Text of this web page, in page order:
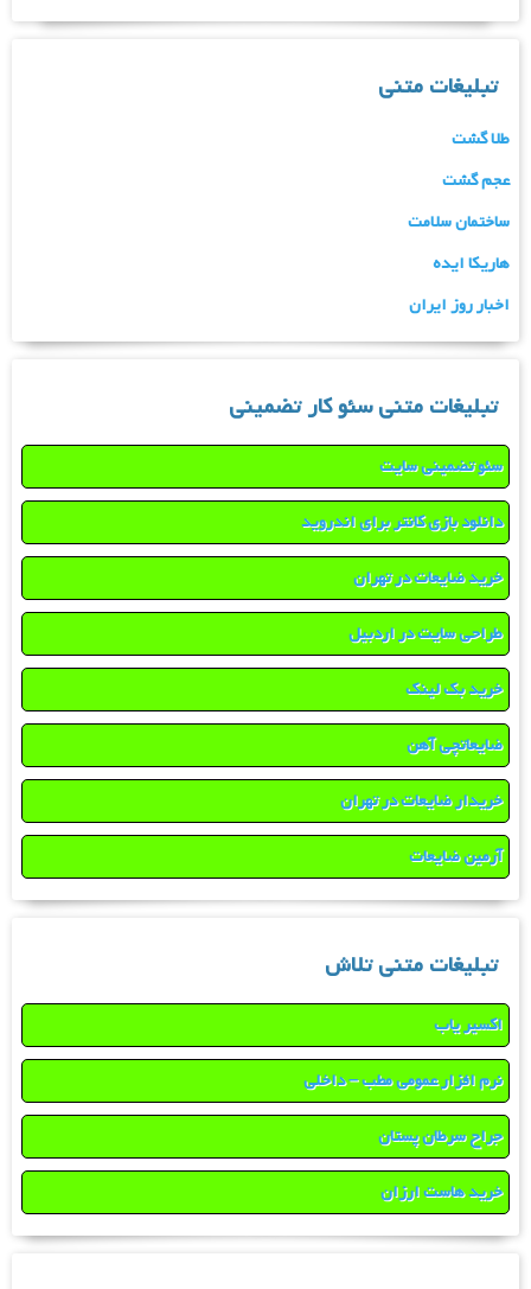
تبلیغات متنی
طلا گشت
عجم گشت
ساختمان سلامت
هاریکا ایده
اخبار روز ایران
تبلیغات متنی سئو کار تضمینی
سئو تضمینی سایت
دانلود بازی کانتر برای اندروید
خرید ضایعات در تهران
طراحی سایت در اردبیل
خرید بک لینک
ضایعاتچی آهن
خریدار ضایعات در تهران
آرمین ضایعات
تبلیغات متنی تلاش
اکسیر یاب
نرم افزار عمومی مطب – داخلی
جراح سرطان پستان
خرید هاست ارزان